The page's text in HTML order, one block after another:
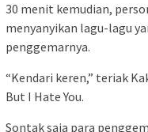
30 menit kemudian,
menyanyikan lagu-lagu
penggemarnya.
“Kendari keren,” teriak
But I Hate You.
Sontak saja para